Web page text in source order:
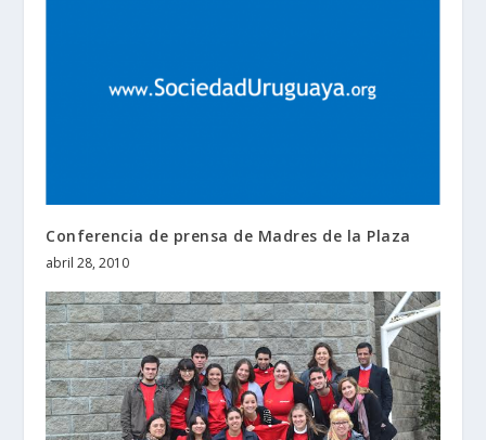
Conferencia de prensa de Madres de la Plaza
abril 28, 2010